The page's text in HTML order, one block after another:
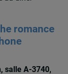
romance
salle A-3740,